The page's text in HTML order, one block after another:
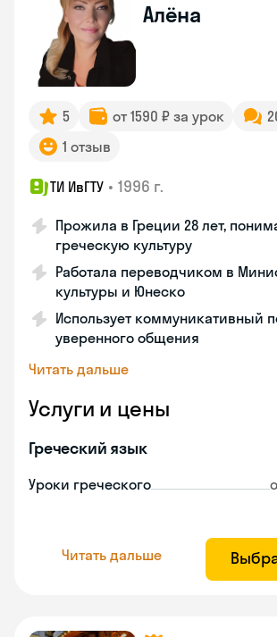
Алёна
5 от 1590 ₽ за урок
1 отзыв
ТИ ИвГТУ • 1996 г.
Прожила в Греции 28 лет,
греческую культуру
Работала переводчиком в
культуры и Юнеско
Использует коммуникативный
уверенного общения
Читать дальше
Услуги и цены
Греческий язык
Уроки греческого
Читать дальше